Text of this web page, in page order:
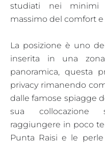
studiati nei minimi
massimo del comfort e
La posizione è uno
inserita in una
panoramica, questa
privacy rimanendo
dalle famose spiagge
sua collocazione
raggiungere in poco
Punta Raisi e le